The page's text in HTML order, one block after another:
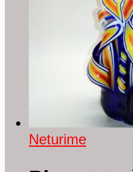
Neturime